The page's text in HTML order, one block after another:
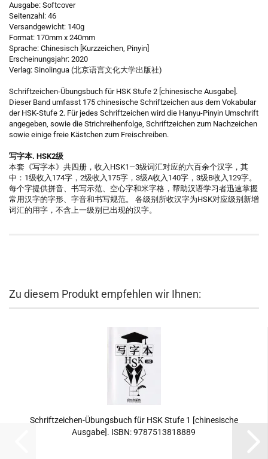
Ausgabe: Softcover
Seitenzahl: 46
Versandgewicht: 140g
Format: 170mm x 240mm
Sprache: Chinesisch [Kurzzeichen, Pinyin]
Erscheinungsjahr: 2020
Verlag: Sinolingua (北京语言文化大学出版社)
Schriftzeichen-Übungsbuch für HSK Stufe 2 [chinesische Ausgabe].
Dieser Band umfasst 175 chinesische Schriftzeichen aus dem Vokabular
der HSK-Stufe 2. Für jedes Schriftzeichen wird die Hanyu-Pinyin Umschrift
angegeben, sowie die Strichreihenfolge, Schriftzeichen zum Nachzeichen
sowie einige freie Kästchen zum Freischreiben.
写字本. HSK2级
本套《写字本》共四册，收入HSK1—3级词汇对应的六百余个汉字，其
中：1级收入174字，2级收入175字，3级A收入140字，3级B收入129字。
每个字提供拼音、书写示范、空心字和米字格，帮助汉语学习者迅速掌握
常用汉字的字形、字音和书写规范。 各级别所收汉字为HSK对应级别新增
词汇的用字，不含上一级别已出现的汉字。
Zu diesem Produkt empfehlen wir Ihnen:
Schriftzeichen-Übungsbuch für HSK Stufe 1 [chinesische
Ausgabe]. ISBN: 9787513818889